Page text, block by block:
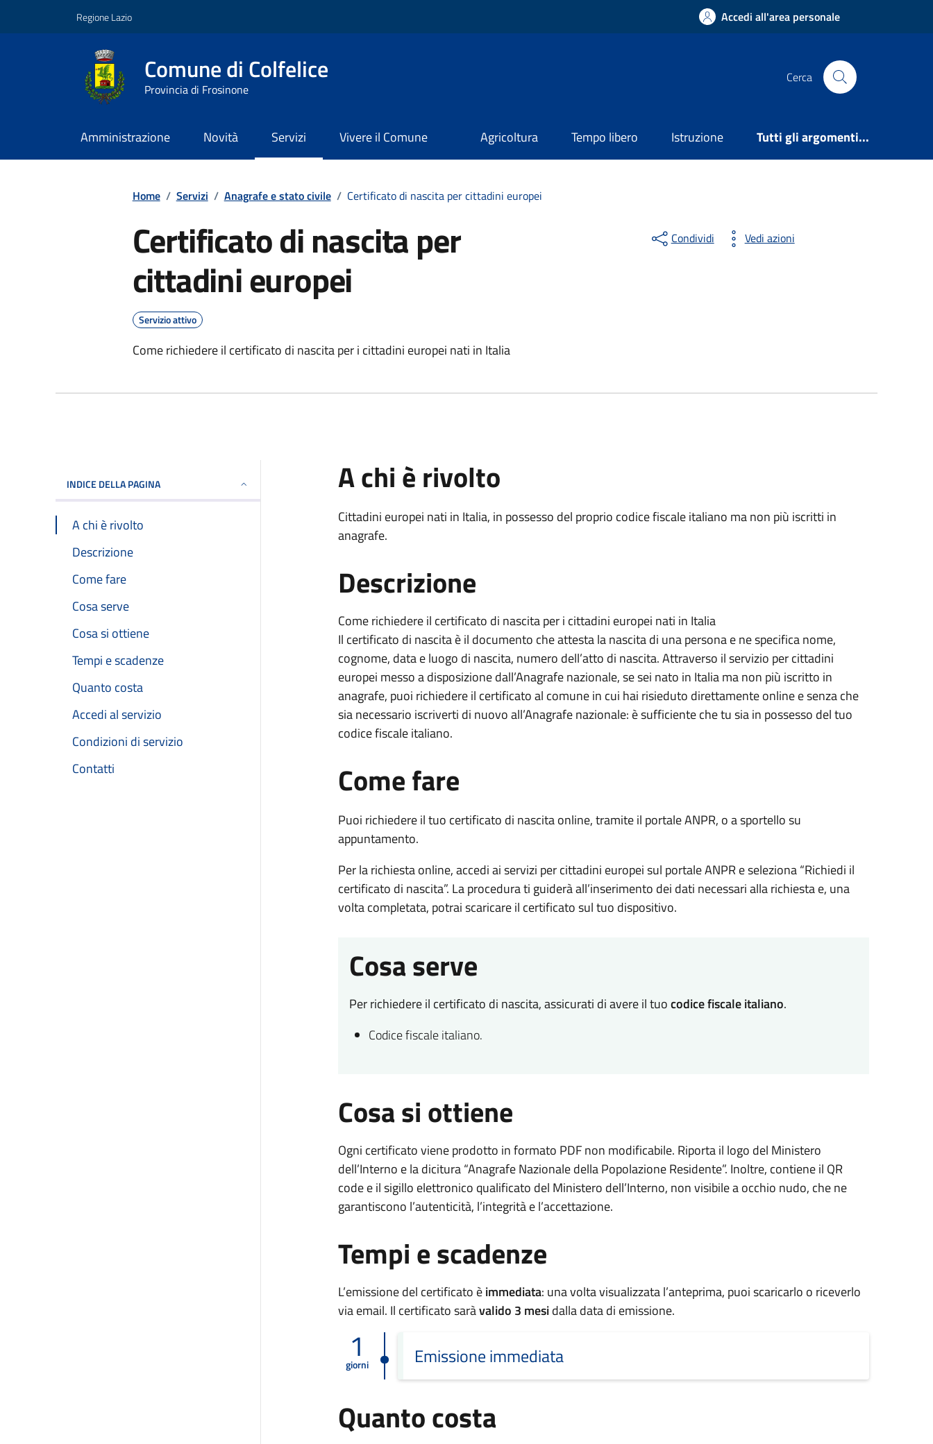
Regione Lazio Accedi all'area personale
Comune di Colfelice
Provincia di Frosinone
Cerca
Amministrazione Novità Servizi Vivere il Comune Agricoltura Tempo libero Istruzione Tutti gli argomenti...
Home / Servizi / Anagrafe e stato civile / Certificato di nascita per cittadini europei
Certificato di nascita per
cittadini europei
Servizio attivo
Come richiedere il certificato di nascita per i cittadini europei nati in Italia
Condividi Vedi azioni
INDICE DELLA PAGINA
A chi è rivolto
Descrizione
Come fare
Cosa serve
Cosa si ottiene
Tempi e scadenze
Quanto costa
Accedi al servizio
Condizioni di servizio
Contatti
A chi è rivolto
Cittadini europei nati in Italia, in possesso del proprio codice fiscale italiano ma non più iscritti in
anagrafe.
Descrizione
Come richiedere il certificato di nascita per i cittadini europei nati in Italia
Il certificato di nascita è il documento che attesta la nascita di una persona e ne specifica nome,
cognome, data e luogo di nascita, numero dell’atto di nascita. Attraverso il servizio per cittadini
europei messo a disposizione dall’Anagrafe nazionale, se sei nato in Italia ma non più iscritto in
anagrafe, puoi richiedere il certificato al comune in cui hai risieduto direttamente online e senza che
sia necessario iscriverti di nuovo all’Anagrafe nazionale: è sufficiente che tu sia in possesso del tuo
codice fiscale italiano.
Come fare
Puoi richiedere il tuo certificato di nascita online, tramite il portale ANPR, o a sportello su
appuntamento.
Per la richiesta online, accedi ai servizi per cittadini europei sul portale ANPR e seleziona “Richiedi il
certificato di nascita”. La procedura ti guiderà all’inserimento dei dati necessari alla richiesta e, una
volta completata, potrai scaricare il certificato sul tuo dispositivo.
Cosa serve
Per richiedere il certificato di nascita, assicurati di avere il tuocodice fiscale italiano.
Codice fiscale italiano.
Cosa si ottiene
Ogni certificato viene prodotto in formato PDF non modificabile. Riporta il logo del Ministero
dell’Interno e la dicitura “Anagrafe Nazionale della Popolazione Residente”. Inoltre, contiene il QR
code e il sigillo elettronico qualificato del Ministero dell’Interno, non visibile a occhio nudo, che ne
garantiscono l’autenticità, l’integrità e l’accettazione.
Tempi e scadenze
L’emissione del certificato èimmediata: una volta visualizzata l’anteprima, puoi scaricarlo o riceverlo
via email. Il certificato saràvalido 3 mesidalla data di emissione.
1
giorni Emissione immediata
Quanto costa